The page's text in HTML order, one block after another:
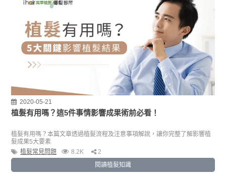
2020-05-21
植髮有用嗎？這5件事情影響成果術前必看！
植髮有用嗎？本篇文章透過植髮流程及注意事項解說，讓你完整了解影響植
髮成果5大要素
植髮常見問題
8.2K
2
閱讀植髮知識